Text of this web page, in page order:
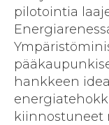
pilotointia
hankkeen
kiinnostuneet